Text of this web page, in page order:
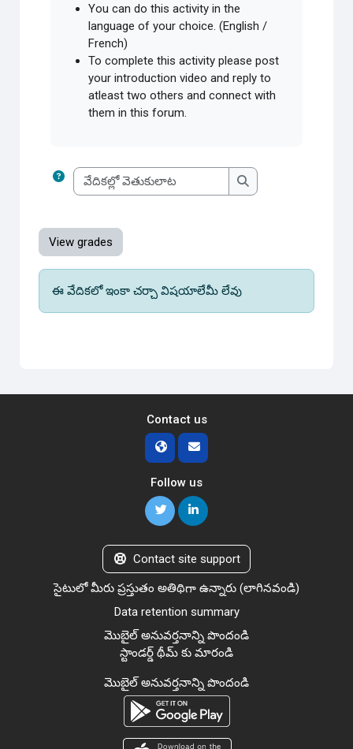
You can do this activity in the
language of your choice. (English /
French)
To complete this activity please post
your introduction video and reply to
atleast two others and connect with
them in this forum.
వేదికల్లో వెతుకులాట
వేదికల్లో వెతుకులాట
View grades
ఈ వేదికలో ఇంకా చర్చా విషయాలేమీ లేవు
Contact us
Follow us
Contact site support
సైటులో మీరు ప్రస్తుతం అతిథిగా ఉన్నారు (లాగినవండి)
Data retention summary
మొబైల్ అనువర్తనాన్ని పొందండి
స్టాండర్డ్ థీమ్ కు మారండి
మొబైల్ అనువర్తనాన్ని పొందండి